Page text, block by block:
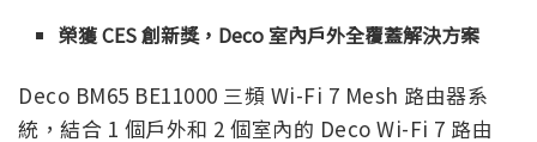
榮獲 CES 創新獎，Deco 室內戶外全覆蓋解決方案
Deco BM65 BE11000 三頻 Wi-Fi 7 Mesh 路由器系
統，結合 1 個戶外和 2 個室內的 Deco Wi-Fi 7 路由